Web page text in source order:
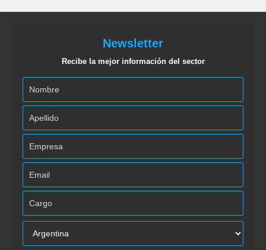
Newsletter
Recibe la mejor información del sector